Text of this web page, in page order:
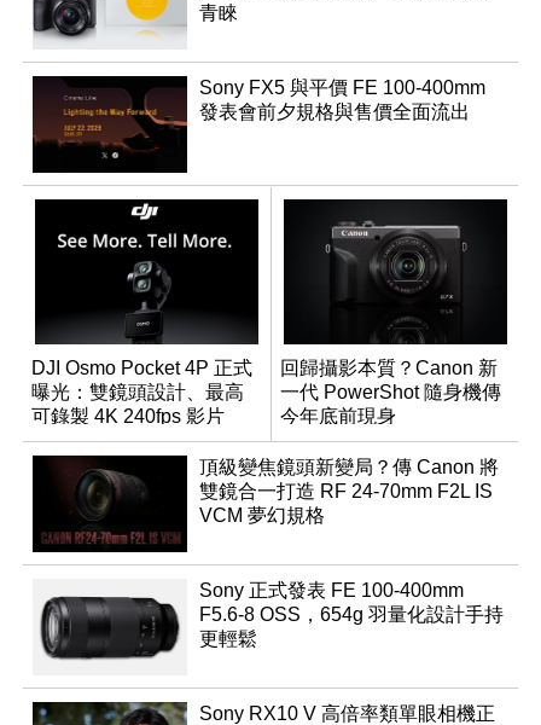
青睞
Sony FX5 與平價 FE 100-400mm
發表會前夕規格與售價全面流出
DJI Osmo Pocket 4P 正式
曝光：雙鏡頭設計、最高
可錄製 4K 240fps 影片
回歸攝影本質？Canon 新
一代 PowerShot 隨身機傳
今年底前現身
頂級變焦鏡頭新變局？傳 Canon 將
雙鏡合一打造 RF 24-70mm F2L IS
VCM 夢幻規格
Sony 正式發表 FE 100-400mm
F5.6-8 OSS，654g 羽量化設計手持
更輕鬆
Sony RX10 V 高倍率類單眼相機正